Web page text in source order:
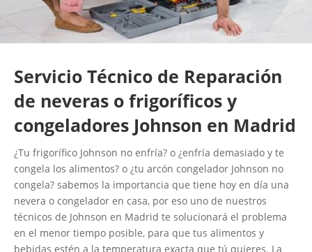
Servicio Técnico de Reparación
de neveras o frigoríficos y
congeladores Johnson en Madrid
¿Tu frigorífico Johnson no enfría? o ¿enfría demasiado y te
congela los alimentos? o ¿tu arcón congelador Johnson no
congela? sabemos la importancia que tiene hoy en día una
nevera o congelador en casa, por eso uno de nuestros
técnicos de Johnson en Madrid te solucionará el problema
en el menor tiempo posible, para que tus alimentos y
bebidas estén a la temperatura exacta que tú quieres. La